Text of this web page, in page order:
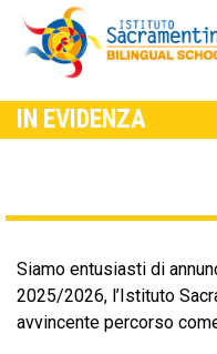
IN EVIDENZA
Siamo entusiasti di
2025/2026, l’Istituto
avvincente percorso